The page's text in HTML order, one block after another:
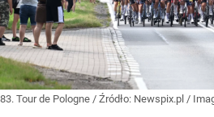
83. Tour de Pologne / Źródło: Newspix.pl /